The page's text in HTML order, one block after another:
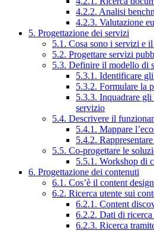
4.2.2. Analisi
4.2.3. Valutazione
5. Progettazione dei servizi
5.1. Cosa sono i servizi e
5.2. Progettare servizi
5.3. Definire il modello di
5.3.1. Identificare
5.3.2. Formulare la
5.3.3. Inquadrare
servizio
5.4. Descrivere il
5.4.1. Mappare
5.4.2.
5.5. Co-progettare le
5.5.1. Workshop di
6. Progettazione dei contenuti
6.1. Cos’è il content design
6.2. Ricerca utente sui
6.2.1. Content
6.2.2. Dati di
6.2.3. Ricerca